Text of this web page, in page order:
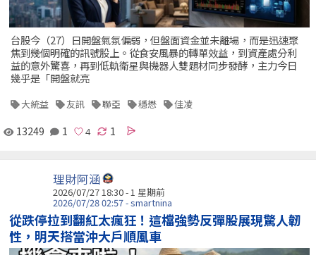
台股今（27）日開盤氣氛偏弱，但盤面資金並未離場，而是迅速聚
焦到幾個明確的訊號股上。從食安風暴的轉單效益，到資產處分利
益的意外驚喜，再到低軌衛星與機器人雙題材同步發酵，主力今日
幾乎是「開盤就亮
大統益 友訊 聯亞 穩懋 佳凌
13249 1 1
理財阿涵
2026/07/27 18:30 - 1 星期前
2026/07/28 02:57 - smartnina
從跌停拉到翻紅太瘋狂！這檔強勢反彈股展現驚人韌
性，明天搭當沖大戶順風車